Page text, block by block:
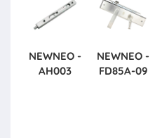
NEWNEO -
AH003
NEWNEO -
FD85A-09